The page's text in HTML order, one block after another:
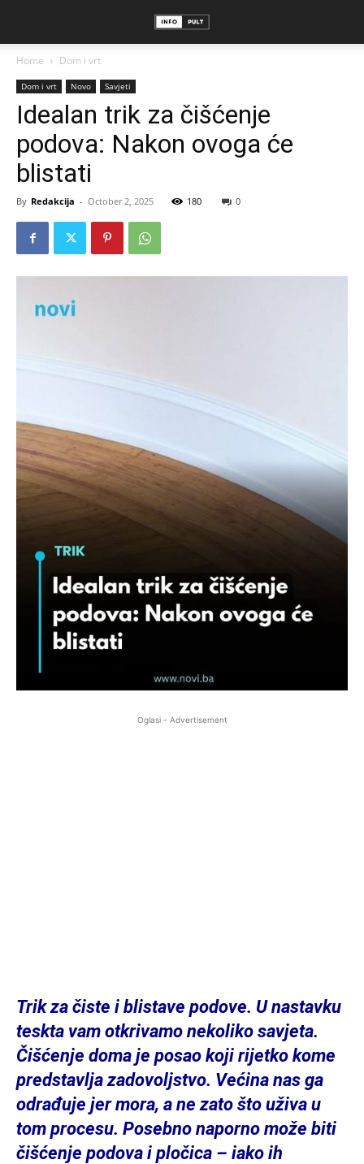
Home Dom i vrt
Dom i vrt Novo Savjeti
Idealan trik za čišćenje
podova: Nakon ovoga će
blistati
By Redakcija - October 2, 2025 180 0
Oglasi - Advertisement
Trik za čiste i blistave podove. U nastavku
teskta vam otkrivamo nekoliko savjeta.
Čišćenje doma je posao koji rijetko kome
predstavlja zadovoljstvo. Većina nas ga
odrađuje jer mora, a ne zato što uživa u
tom procesu. Posebno naporno može biti
čišćenje podova i pločica – iako ih